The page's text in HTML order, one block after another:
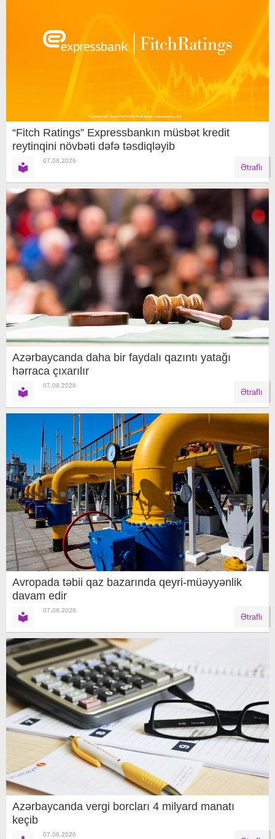
“Fitch Ratings” Expressbankın müsbət kredit
reytinqini növbəti dəfə təsdiqləyib
07.08.2026
Ətraflı
Azərbaycanda daha bir faydalı qazıntı yatağı
hərraca çıxarılır
07.08.2026
Ətraflı
Avropada təbii qaz bazarında qeyri-müəyyənlik
davam edir
07.08.2026
Ətraflı
Azərbaycanda vergi borcları 4 milyard manatı
keçib
07.08.2026